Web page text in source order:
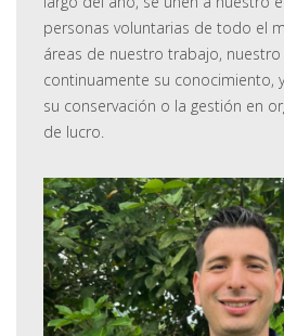
personas voluntarias de todo el
áreas de nuestro trabajo,
continuamente su conocimiento,
su conservación o la gestión en
de lucro.